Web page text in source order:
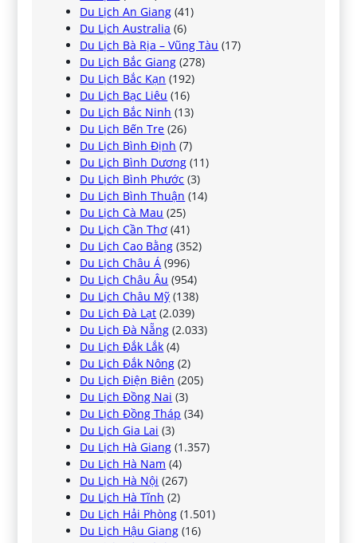
Du Lịch An Giang (41)
Du Lịch Australia (6)
Du Lịch Bà Rịa – Vũng Tàu (17)
Du Lịch Bắc Giang (278)
Du Lịch Bắc Kạn (192)
Du Lịch Bạc Liêu (16)
Du Lịch Bắc Ninh (13)
Du Lịch Bến Tre (26)
Du Lịch Bình Định (7)
Du Lịch Bình Dương (11)
Du Lịch Bình Phước (3)
Du Lịch Bình Thuận (14)
Du Lịch Cà Mau (25)
Du Lịch Cần Thơ (41)
Du Lịch Cao Bằng (352)
Du Lịch Châu Á (996)
Du Lịch Châu Âu (954)
Du Lịch Châu Mỹ (138)
Du Lịch Đà Lạt (2.039)
Du Lịch Đà Nẵng (2.033)
Du Lịch Đắk Lắk (4)
Du Lịch Đắk Nông (2)
Du Lịch Điện Biên (205)
Du Lịch Đồng Nai (3)
Du Lịch Đồng Tháp (34)
Du Lịch Gia Lai (3)
Du Lịch Hà Giang (1.357)
Du Lịch Hà Nam (4)
Du Lịch Hà Nội (267)
Du Lịch Hà Tĩnh (2)
Du Lịch Hải Phòng (1.501)
Du Lịch Hậu Giang (16)